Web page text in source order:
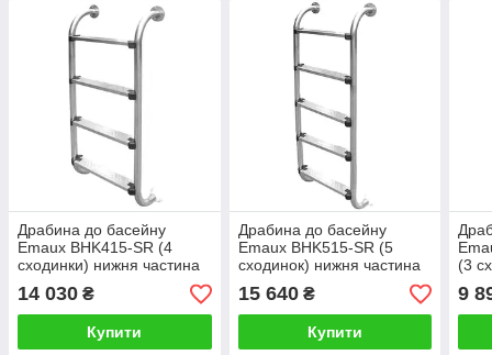
Драбина до басейну
Emaux BHK415-SR (4
сходинки) нижня частина
14 030 ₴
Купити
Драбина до басейну
Emaux BHK515-SR (5
сходинок) нижня частина
15 640₴
Купити
(3
9